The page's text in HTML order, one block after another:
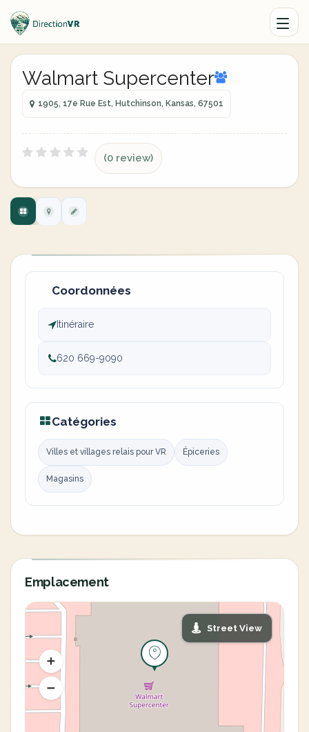
Walmart Supercenter
1905, 17e Rue Est, Hutchinson, Kansas, 67501
(0 review)
Coordonnées
Itinéraire
620 669-9090
Catégories
Villes et villages relais pour VR Épiceries
Magasins
Emplacement
Street View